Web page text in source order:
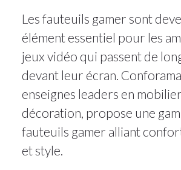
Les fauteuils gamer sont
élément essentiel pour les
jeux vidéo qui passent de
devant leur écran.
enseignes leaders en
décoration, propose une
fauteuils gamer alliant
et style.